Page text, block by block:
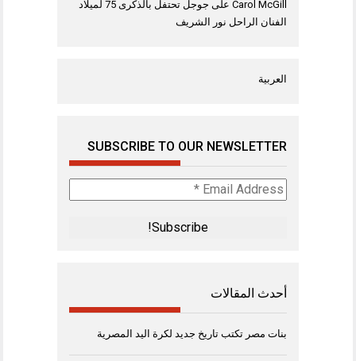
Carol McGill على
جوجل تحتفل بالذكرى 75 لميلاد
الفنان الراحل نور الشريف
العربية
SUBSCRIBE TO OUR NEWSLETTER
Email
Address
أحدث المقالات
بنات مصر تكتب تاريخ جديد لكرة اليد المصرية